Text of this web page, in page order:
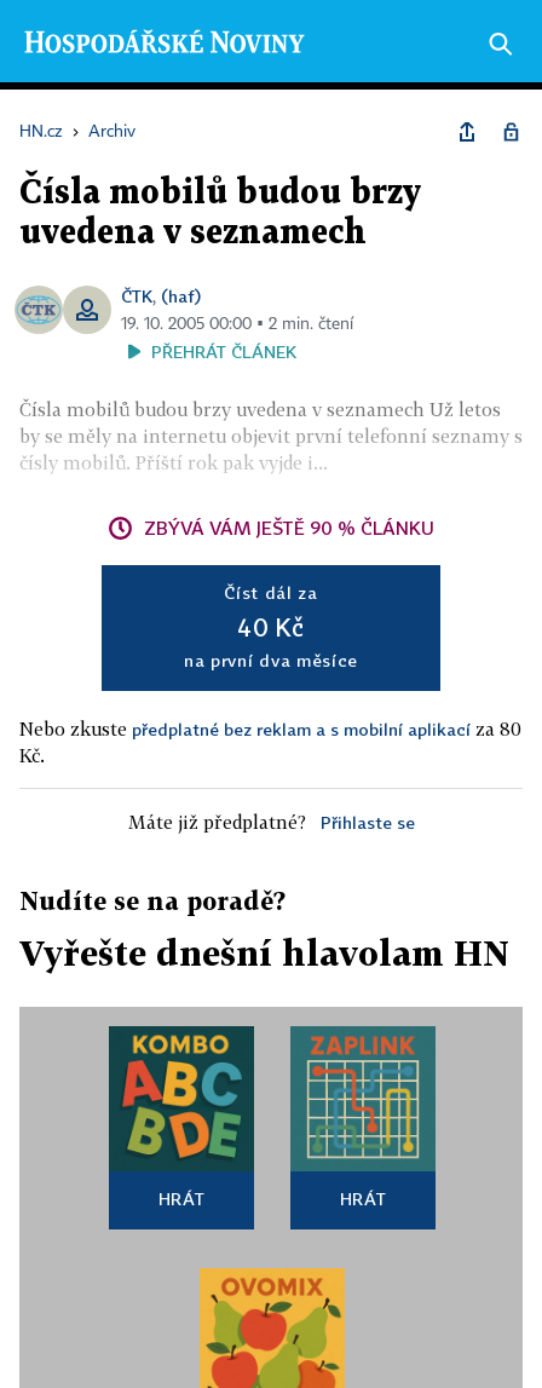
HN.cz › Archiv
Čísla mobilů budou brzy
uvedena v seznamech
ČTK, (haf)
19. 10. 2005 00:00 ▪ 2 min. čtení
PŘEHRÁT ČLÁNEK
Čísla mobilů budou brzy uvedena v seznamech Už letos
by se měly na internetu objevit první telefonní seznamy s
čísly mobilů. Příští rok pak vyjde i...
ZBÝVÁ VÁM JEŠTĚ 90 % ČLÁNKU
Číst dál za
40 Kč
na první dva měsíce
Nebo zkuste předplatné bez reklam a s mobilní aplikací za 80
Kč.
Máte již předplatné? Přihlaste se
Nudíte se na poradě?
Vyřešte dnešní hlavolam HN
HRÁT HRÁT